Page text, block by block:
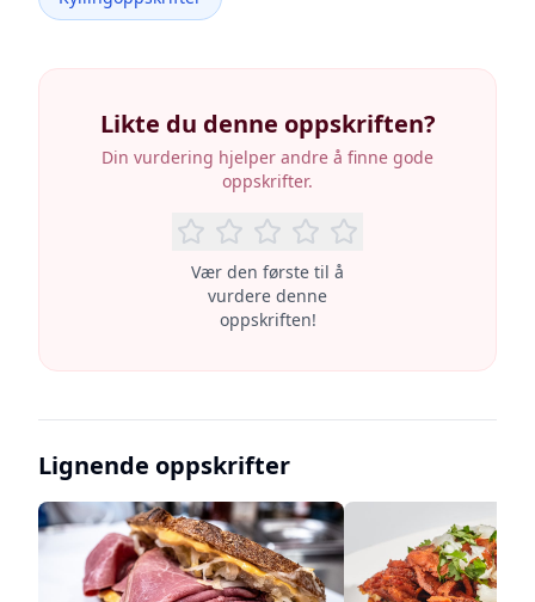
Likte du denne oppskriften?
Din vurdering hjelper andre å finne gode
oppskrifter.
Vær den første til å
vurdere denne
oppskriften!
Lignende oppskrifter